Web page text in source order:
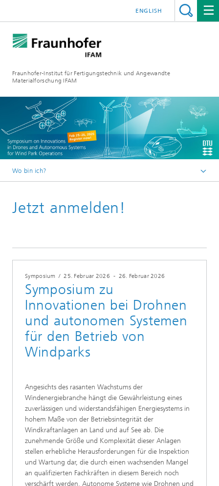
Fraunhofer-Institut für Fertigungstechnik und Angewandte
Materialforschung IFAM
ENGLISH
Wo bin ich?
Messen und Veranstaltungen
Jetzt anmelden!
Symposium /25. Februar 2026 - 26. Februar 2026
Symposium zu
Innovationen bei Drohnen
und autonomen Systemen
für den Betrieb von
Windparks
Angesichts des rasanten Wachstums der
Windenergiebranche hängt die Gewährleistung eines
zuverlässigen und widerstandsfähigen Energiesystems in
hohem Maße von der Betriebsintegrität der
Windkraftanlagen an Land und auf See ab. Die
zunehmende Größe und Komplexität dieser Anlagen
stellen erhebliche Herausforderungen für die Inspektion
und Wartung dar, die durch einen wachsenden Mangel
an qualifizierten Fachkräften in diesem Bereich noch
verschärft werden. Autonome Systeme wie Drohnen und